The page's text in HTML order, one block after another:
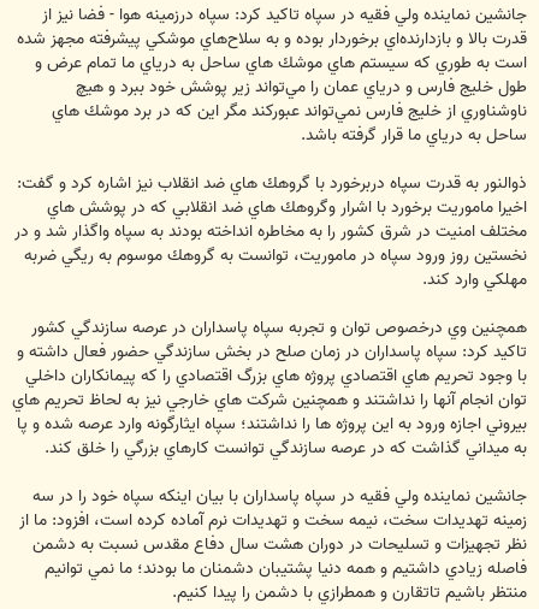
جانشين نماينده ولي فقيه در سپاه تاكيد كرد: سپاه درزمينه هوا - فضا نيز از
قدرت بالا و بازدارنده‌اي برخوردار بوده و به سلاح‌هاي موشكي پيشرفته مجهز شده
است به طوري كه سيستم هاي موشك هاي ساحل به درياي ما تمام عرض و
طول خليج فارس و درياي عمان را مي‌تواند زير پوشش خود ببرد و هيچ
ناوشناوري از خليج فارس نمي‌تواند عبوركند مگر اين كه در برد موشك هاي
ساحل به درياي ما قرار گرفته باشد.
ذوالنور به قدرت سپاه دربرخورد با گروهك هاي ضد انقلاب نيز اشاره كرد و گفت:
اخيرا ماموريت برخورد با اشرار وگروهك هاي ضد انقلابي كه در پوشش هاي
مختلف امنيت در شرق كشور را به مخاطره انداخته بودند به سپاه واگذار شد و در
نخستين روز ورود سپاه در ماموريت، توانست به گروهك موسوم به ريگي ضربه
مهلكي وارد كند.
همچنين وي درخصوص توان و تجربه سپاه پاسداران در عرصه سازندگي كشور
تاكيد كرد: سپاه پاسداران در زمان صلح در بخش سازندگي حضور فعال داشته و
با وجود تحريم هاي اقتصادي پروژه هاي بزرگ اقتصادي را كه پيمانكاران داخلي
توان انجام آنها را نداشتند و همچنين شركت هاي خارجي نيز به لحاظ تحريم هاي
بيروني اجازه ورود به اين پروژه ها را نداشتند؛ سپاه ايثارگونه وارد عرصه شده و پا
به ميداني گذاشت كه در عرصه سازندگي توانست كارهاي بزرگي را خلق كند.
جانشين نماينده ولي فقيه در سپاه پاسداران با بيان اينكه سپاه خود را در سه
زمينه تهديدات سخت، نيمه سخت و تهديدات نرم آماده كرده است، افزود: ما از
نظر تجهيزات و تسليحات در دوران هشت سال دفاع مقدس نسبت به دشمن
فاصله زيادي داشتيم و همه دنيا پشتيبان دشمنان ما بودند؛ ما نمي توانيم
منتظر باشيم تاتقارن و همطرازي با دشمن را پيدا كنيم.